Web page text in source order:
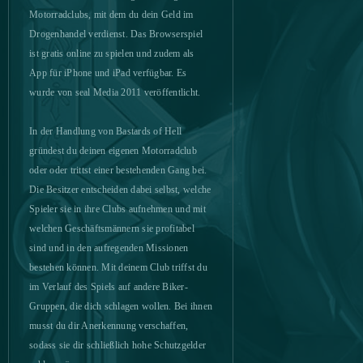
Fap Titans 1
Farmerama 1
Footballcup 1
Fortnite 1
Generals: Art of War 1
Gods Origin Online 1
Motorradclubs, mit dem du dein Geld im
Drogenhandel verdienst. Das Browserspiel
ist gratis online zu spielen und zudem als
App für iPhone und iPad verfügbar. Es
wurde von seal Media 2011 veröffentlicht.
In der Handlung von Bastards of Hell
gründest du deinen eigenen Motorradclub
oder oder trittst einer bestehenden Gang bei.
Die Besitzer entscheiden dabei selbst, welche
Spieler sie in ihre Clubs aufnehmen und mit
welchen Geschäftsmännern sie profitabel
sind und in den aufregenden Missionen
bestehen können. Mit deinem Club triffst du
im Verlauf des Spiels auf andere Biker-
Gruppen, die dich schlagen wollen. Bei ihnen
musst du dir Anerkennung verschaffen,
sodass sie dir schließlich hohe Schutzgelder